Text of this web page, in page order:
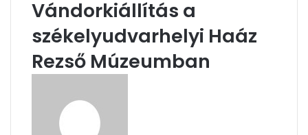
Vándorkiállítás a
székelyudvarhelyi Haáz
Rezső Múzeumban